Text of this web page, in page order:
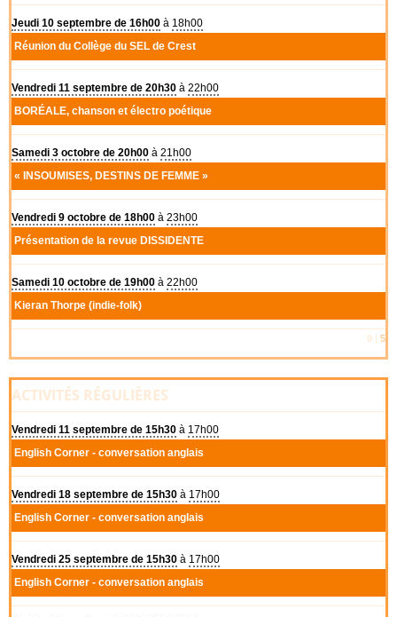
Jeudi 10 septembre de 16h00 à 18h00
Réunion du Collège du SEL de Crest
Vendredi 11 septembre de 20h30 à 22h00
BORÉALE, chanson et électro poétique
Samedi 3 octobre de 20h00 à 21h00
«
INSOUMISES, DESTINS DE FEMME »
Vendredi 9 octobre de 18h00 à 23h00
Présentation de la revue DISSIDENTE
Samedi 10 octobre de 19h00 à 22h00
Kieran Thorpe (indie-folk)
0 5
ACTIVITÉS RÉGULIÈRES
Vendredi 11 septembre de 15h30 à 17h00
English Corner - conversation anglais
Vendredi 18 septembre de 15h30 à 17h00
English Corner - conversation anglais
Vendredi 25 septembre de 15h30 à 17h00
English Corner - conversation anglais